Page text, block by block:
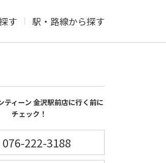
す 駅・路線から探す
ティーン 金沢駅前店に行く前に
チェック！
076-222-3188